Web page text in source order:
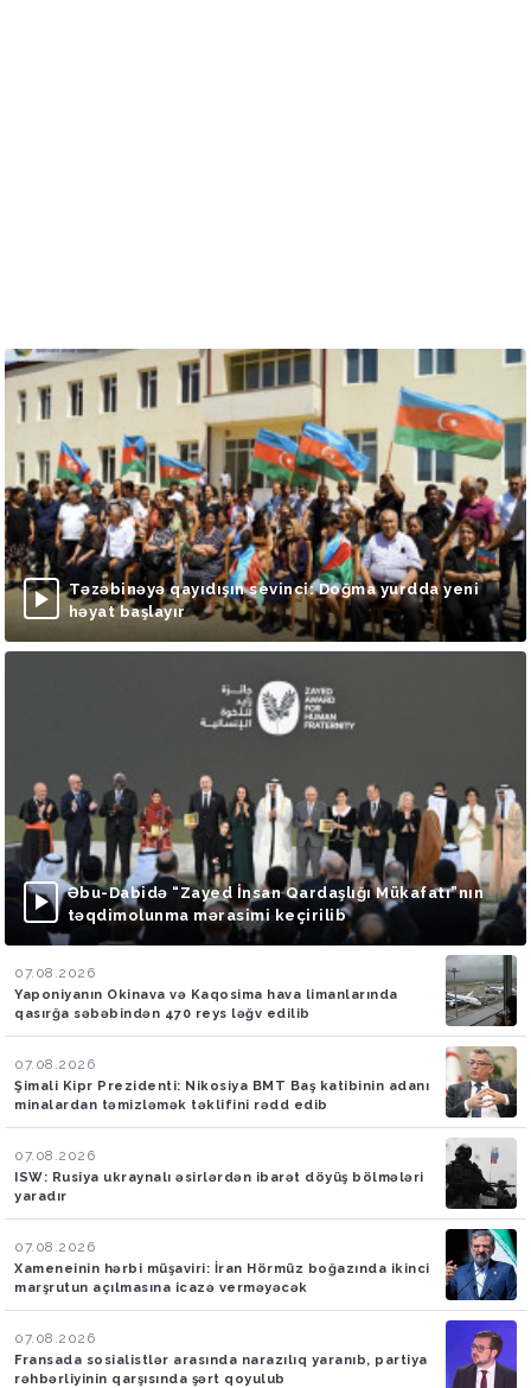
Təzəbinəyə qayıdışın sevinci: Doğma yurdda yeni
həyat başlayır
Əbu-Dabidə “Zayed İnsan Qardaşlığı Mükafatı”nın
təqdimolunma mərasimi keçirilib
07.08.2026
Yaponiyanın Okinava və Kaqosima hava limanlarında
qasırğa səbəbindən 470 reys ləğv edilib
07.08.2026
Şimali Kipr Prezidenti: Nikosiya BMT Baş katibinin adanı
minalardan təmizləmək təklifini rədd edib
07.08.2026
ISW: Rusiya ukraynalı əsirlərdən ibarət döyüş bölmələri
yaradır
07.08.2026
Xameneinin hərbi müşaviri: İran Hörmüz boğazında ikinci
marşrutun açılmasına icazə verməyəcək
07.08.2026
Fransada sosialistlər arasında narazılıq yaranıb, partiya
rəhbərliyinin qarşısında şərt qoyulub